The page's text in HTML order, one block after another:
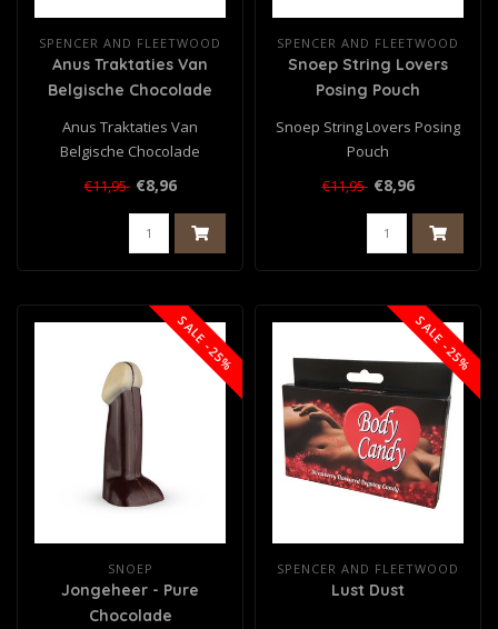
SPENCER AND FLEETWOOD
Anus Traktaties Van
Belgische Chocolade
Anus Traktaties Van
Belgische Chocolade
€11,95 €8,96
SPENCER AND FLEETWOOD
Snoep String Lovers
Posing Pouch
Snoep String Lovers Posing
Pouch
€11,95 €8,96
SALE -25%
SNOEP
Jongeheer - Pure
Chocolade
SALE -25%
SPENCER AND FLEETWOOD
Lust Dust